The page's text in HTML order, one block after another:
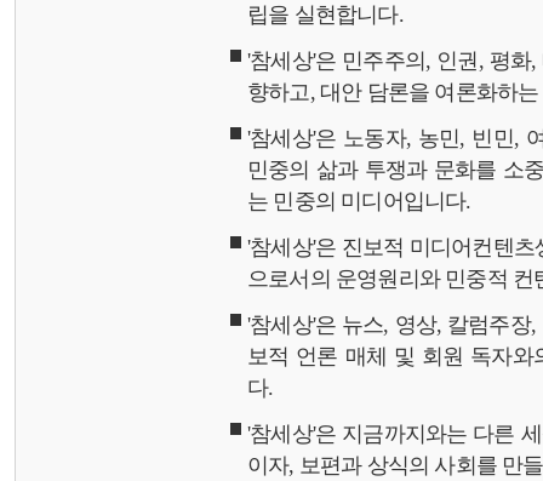
립을 실현합니다.
'참세상'은 민주주의, 인권, 평
향하고, 대안 담론을 여론화하
'참세상'은 노동자, 농민, 빈민,
민중의 삶과 투쟁과 문화를 소
는 민중의 미디어입니다.
'참세상'은 진보적 미디어컨텐
으로서의 운영원리와 민중적
'참세상'은 뉴스, 영상, 칼럼주
보적 언론 매체 및 회원 독자와
다.
'참세상'은 지금까지와는 다른
이자, 보편과 상식의 사회를 만